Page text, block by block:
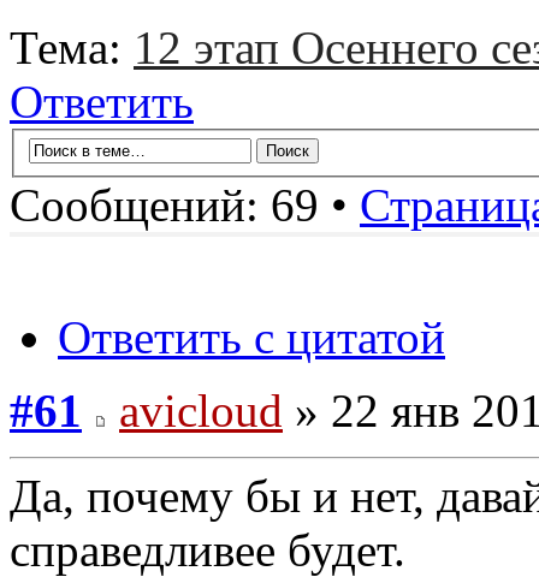
Тема: 12 этап Осеннего
Ответить
Сообщений: 69 •
Ответить с цитатой
#61
avicloud » 22 янв
Да, почему бы и нет,
справедливее будет.